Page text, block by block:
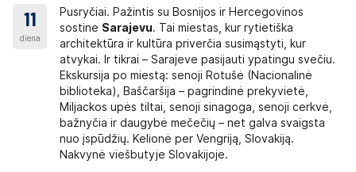
pranešti kuo skubiau (kelionės metu arba
už paliktus daiktus ir negarantuoja, kad
dažniausiai užduodamus klausimus mūsų
O kai grįšite iš kelionės, labai lauksime
11
diena
Pusryčiai. Pažintis su Bosnijos ir Hercegovinos
sostine Sarajevu. Tai miestas, kur rytietiška
architektūra ir kultūra priverčia susimąstyti, kur
atvykai. Ir tikrai – Sarajeve pasijauti ypatingu svečiu.
Ekskursija po miestą: senoji Rotušė (Nacionalinė
biblioteka), Baščaršija – pagrindinė prekyvietė,
Miljackos upės tiltai, senoji sinagoga, senoji cerkvė,
bažnyčia ir daugybė mečečių – net galva svaigsta
nuo įspūdžių. Kelionė per Vengriją, Slovakiją.
Nakvynė viešbutyje Slovakijoje.